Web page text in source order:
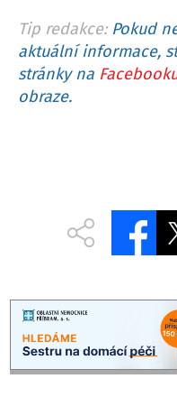
Tip redakce: Pokud
aktuální informace,
stránky na
obraze.